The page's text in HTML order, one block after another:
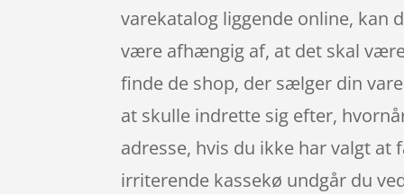
varekatalog liggende online, kan
være afhængig af, at det skal
finde de shop, der sælger din
at skulle indrette sig efter,
adresse, hvis du ikke har valgt
irriterende kassekø undgår du